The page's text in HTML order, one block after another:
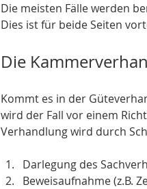
Die meisten Fälle werden
Dies ist für beide Seiten
Die
Kommt es in der
wird der Fall vor einem
Verhandlung wird durch
Darlegung des
Beweisaufnahme (z.B.